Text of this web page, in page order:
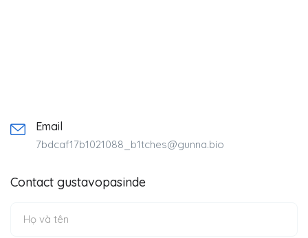
Email
7bdcaf17b1021088_b1tches@gunna.bio
Contact gustavopasinde